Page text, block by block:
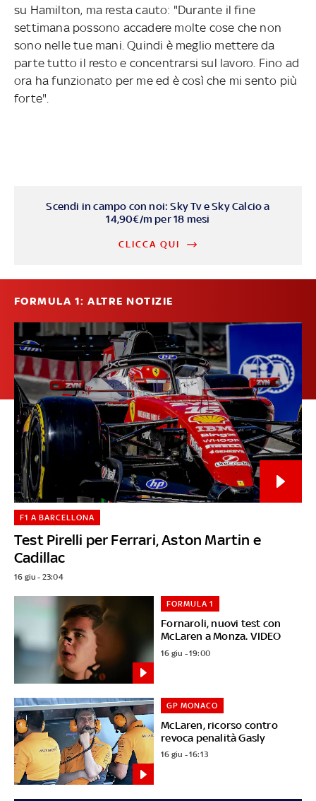
su Hamilton, ma resta cauto: "Durante il fine
settimana possono accadere molte cose che non
sono nelle tue mani. Quindi è meglio mettere da
parte tutto il resto e concentrarsi sul lavoro. Fino ad
ora ha funzionato per me ed è così che mi sento più
forte".
Scendi in campo con noi: Sky Tv e Sky Calcio a
14,90€/m per 18 mesi
CLICCA QUI
FORMULA 1: ALTRE NOTIZIE
Test Pirelli per Ferrari, Aston Martin e
Cadillac
F1 A BARCELLONA
16 giu - 23:04
Fornaroli, nuovi test con
McLaren a Monza. VIDEO
FORMULA 1
16 giu - 19:00
McLaren, ricorso contro
revoca penalità Gasly
GP MONACO
16 giu - 16:13